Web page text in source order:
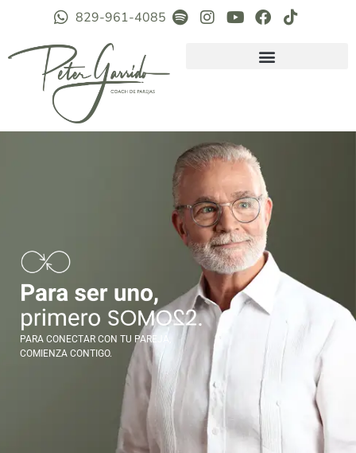
829-961-4085
PARA CONECTAR CON TU PAREJA,
COMIENZA CONTIGO.